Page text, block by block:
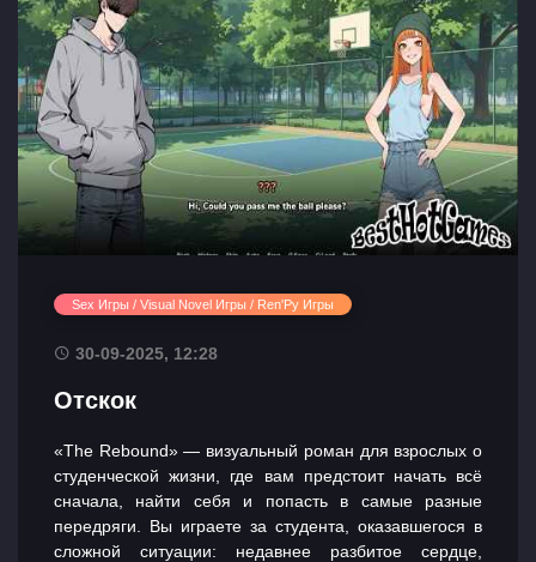
Sex Игры / Visual Novel Игры / Ren'Py Игры
30-09-2025, 12:28
Отскок
«The Rebound» — визуальный роман для взрослых о
студенческой жизни, где вам предстоит начать всё
сначала, найти себя и попасть в самые разные
передряги. Вы играете за студента, оказавшегося в
сложной ситуации: недавнее разбитое сердце,